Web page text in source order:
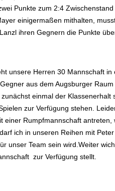
Punkte zum 2:4
einigermaßen mithalten,
ihren Gegnern die Punkte
unsere Herren 30 Mannschaft
aus dem Augsburger
einmal der Klassenerhalt
zur Verfügung stehen.
einer Rumpfmannschaft
ich in unseren Reihen mit
unser Team sein wird.Weiter
zur Verfügung stellt.